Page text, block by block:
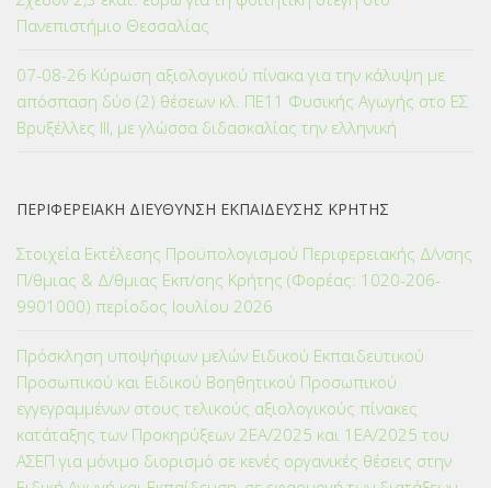
Πανεπιστήμιο Θεσσαλίας
07-08-26 Κύρωση αξιολογικού πίνακα για την κάλυψη με
απόσπαση δύο (2) θέσεων κλ. ΠΕ11 Φυσικής Αγωγής στο ΕΣ
Βρυξέλλες ΙΙΙ, με γλώσσα διδασκαλίας την ελληνική
ΠΕΡΙΦΕΡΕΙΑΚΗ ΔΙΕΥΘΥΝΣΗ ΕΚΠΑΙΔΕΥΣΗΣ ΚΡΗΤΗΣ
Στοιχεία Εκτέλεσης Προϋπολογισμού Περιφερειακής Δ/νσης
Π/θμιας & Δ/θμιας Εκπ/σης Κρήτης (Φορέας: 1020-206-
9901000) περίοδος Ιουλίου 2026
Πρόσκληση υποψήφιων μελών Ειδικού Εκπαιδευτικού
Προσωπικού και Ειδικού Βοηθητικού Προσωπικού
εγγεγραμμένων στους τελικούς αξιολογικούς πίνακες
κατάταξης των Προκηρύξεων 2ΕΑ/2025 και 1ΕΑ/2025 του
ΑΣΕΠ για μόνιμο διορισμό σε κενές οργανικές θέσεις στην